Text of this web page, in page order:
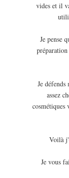
vides et il
Je pense
Je
assez
cosmétiques
Voilà
Je vous